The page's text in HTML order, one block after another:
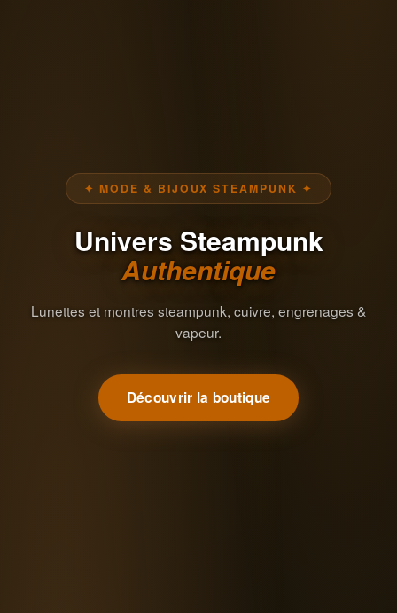
✦ MODE & BIJOUX STEAMPUNK ✦
Univers Steampunk
Authentique
Lunettes et montres steampunk, cuivre, engrenages &
vapeur.
Découvrir la boutique